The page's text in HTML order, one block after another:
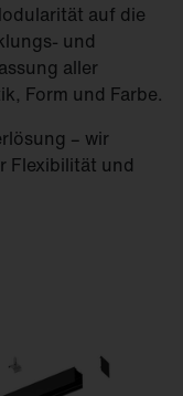
auf die
und
aller
Form und Farbe.
– wir
Flexibilität und